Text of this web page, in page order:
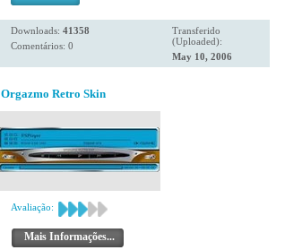
Downloads: 41358
Comentários: 0
Transferido
(Uploaded):
May 10, 2006
Orgazmo Retro Skin
Avaliação:
Mais Informações...